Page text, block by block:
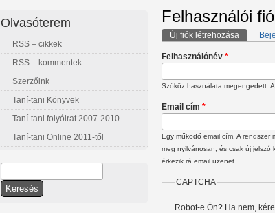
Felhasználói
Elsődleges fülek
Új fiók létrehozása (aktív fül)
Felhasználónév *
Szóköz használata megengedett.
Email cím *
Egy működő email cím. A rendszer
meg nyilvánosan, és csak új
érkezik rá email üzenet.
CAPTCHA
Robot-e Ön? Ha nem,
Olvasóterem
RSS – cikkek
RSS – kommentek
Szerzőink
Taní-tani Könyvek
Taní-tani folyóirat 2007-2010
Taní-tani Online 2011-től
Keresés űrlap